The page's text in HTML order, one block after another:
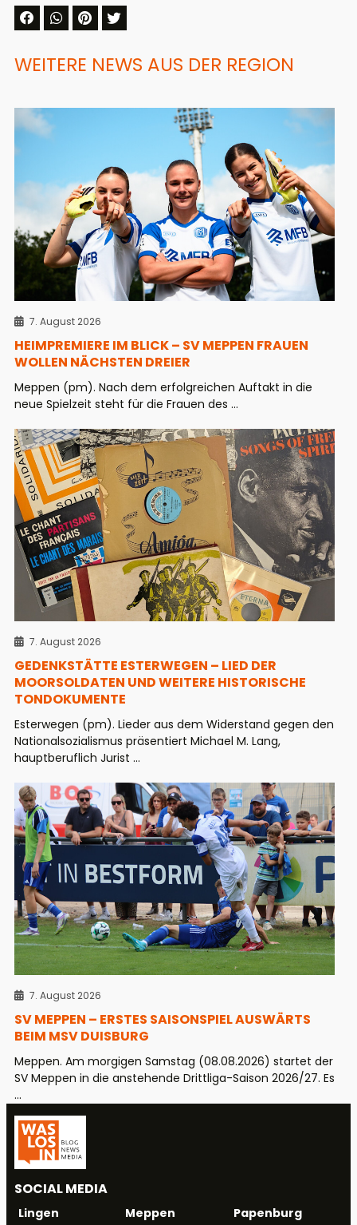
WEITERE NEWS AUS DER REGION
7. August 2026
HEIMPREMIERE IM BLICK – SV MEPPEN FRAUEN
WOLLEN NÄCHSTEN DREIER
Meppen (pm). Nach dem erfolgreichen Auftakt in die
neue Spielzeit steht für die Frauen des ...
7. August 2026
GEDENKSTÄTTE ESTERWEGEN – LIED DER
MOORSOLDATEN UND WEITERE HISTORISCHE
TONDOKUMENTE
Esterwegen (pm). Lieder aus dem Widerstand gegen den
Nationalsozialismus präsentiert Michael M. Lang,
hauptberuflich Jurist ...
7. August 2026
SV MEPPEN – ERSTES SAISONSPIEL AUSWÄRTS
BEIM MSV DUISBURG
Meppen. Am morgigen Samstag (08.08.2026) startet der
SV Meppen in die anstehende Drittliga-Saison 2026/27. Es
...
SOCIAL MEDIA
Lingen Meppen Papenburg